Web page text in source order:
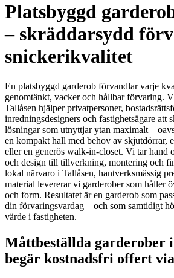
Platsbyggd
– skräddarsydd
snickerikvalitet
En platsbyggd garderob förvandlar varje
genomtänkt, vacker och hållbar förvaring.
Tallåsen hjälper privatpersoner,
inredningsdesigners och fastighetsägare att
lösningar som utnyttjar ytan maximalt –
en kompakt hall med behov av skjutdörrar,
eller en generös walk-in-closet. Vi tar hand
och design till tillverkning, montering och
lokal närvaro i Tallåsen, hantverksmässig
material levererar vi garderober som håller
och form. Resultatet är en garderob som
din förvaringsvardag – och som samtidigt
värde i fastigheten.
Måttbeställda garderober
begär kostnadsfri offert